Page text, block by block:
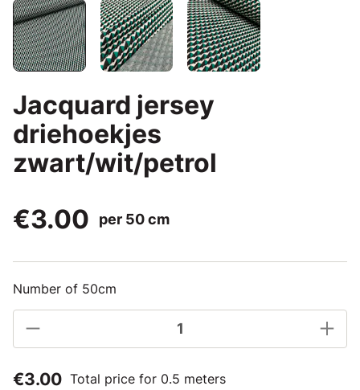
Jacquard jersey
driehoekjes
zwart/wit/petrol
€3.00
per 50 cm
Number of 50cm
€3.00 Total price for 0.5 meters